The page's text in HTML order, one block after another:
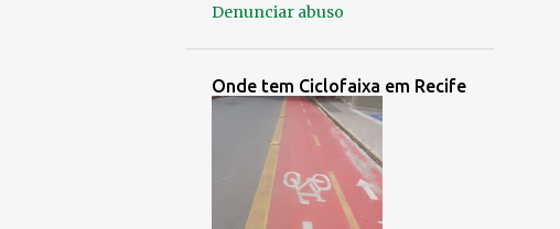
março 2025
fevereiro 2025
janeiro 2025
dezembro 2024
Denunciar abuso
Onde tem Ciclofaixa em Recife